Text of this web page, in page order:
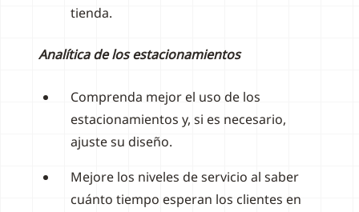
tienda.
Analítica de los estacionamientos
Comprenda mejor el uso de los
estacionamientos y, si es necesario,
ajuste su diseño.
Mejore los niveles de servicio al saber
cuánto tiempo esperan los clientes en